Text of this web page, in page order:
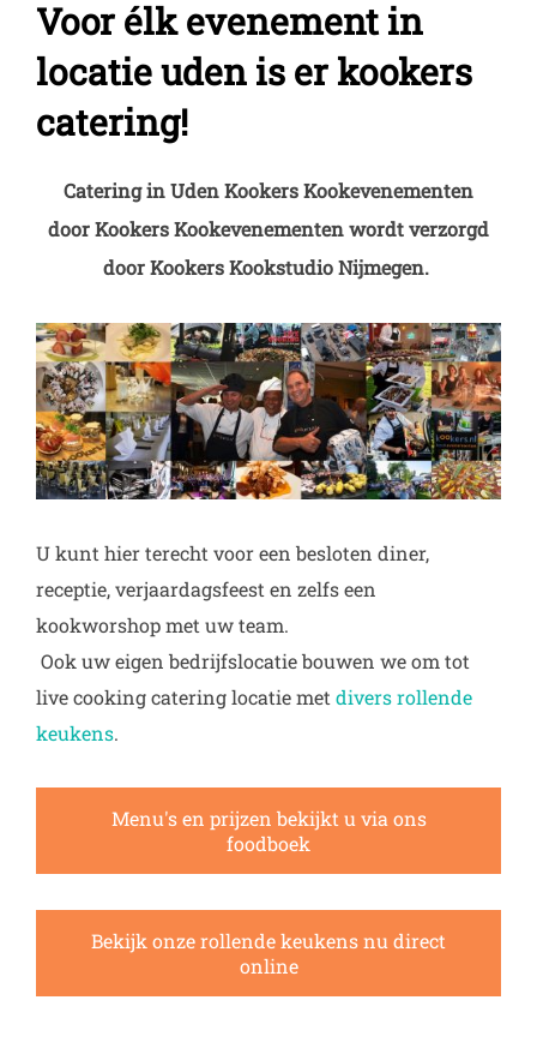
Voor élk evenement in
locatie uden is er kookers
catering!
Catering in Uden Kookers Kookevenementen
door Kookers Kookevenementen wordt verzorgd
door Kookers Kookstudio Nijmegen.
U kunt hier terecht voor een besloten diner,
receptie, verjaardagsfeest en zelfs een
kookworshop met uw team.
Ook uw eigen bedrijfslocatie bouwen we om tot
live cooking catering locatie metdivers rollende
keukens.
Menu's en prijzen bekijkt u via ons
foodboek
Bekijk onze rollende keukens nu direct
online